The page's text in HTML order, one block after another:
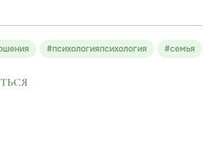
#психологияпсихология #семья